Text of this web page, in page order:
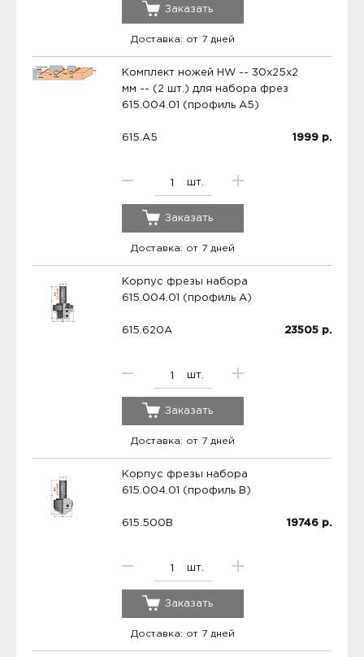
Заказать
Доставка: от 7 дней
Комплект ножей HW -- 30x25x2
мм -- (2 шт.) для набора фрез
615.004.01 (профиль A5)
615.A5
шт.
1999 р.
Заказать
Доставка: от 7 дней
Корпус фрезы набора
615.004.01 (профиль A)
615.620A
шт.
23505 р.
Заказать
Доставка: от 7 дней
Корпус фрезы набора
615.004.01 (профиль B)
615.500B
шт.
19746 р.
Заказать
Доставка: от 7 дней